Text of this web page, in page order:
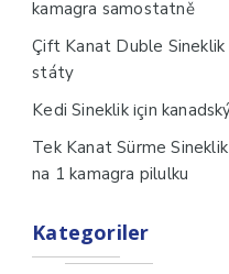
kamagra samostatně
Çift Kanat Duble Sineklik
státy
Kedi Sineklikiçin
Tek Kanat Sürme Sineklik
na 1 kamagra pilulku
Kategoriler